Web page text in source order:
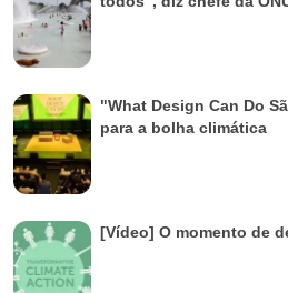
"What Design Can Do
para a bolha climática
[Vídeo] O momento de